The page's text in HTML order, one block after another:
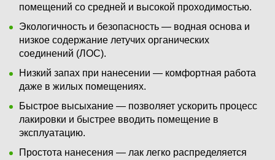
помещений со средней и высокой проходимостью.
Экологичность и безопасность — водная основа и
низкое содержание летучих органических
соединений (ЛОС).
Низкий запах при нанесении — комфортная работа
даже в жилых помещениях.
Быстрое высыхание — позволяет ускорить процесс
лакировки и быстрее вводить помещение в
эксплуатацию.
Простота нанесения — лак легко распределяется